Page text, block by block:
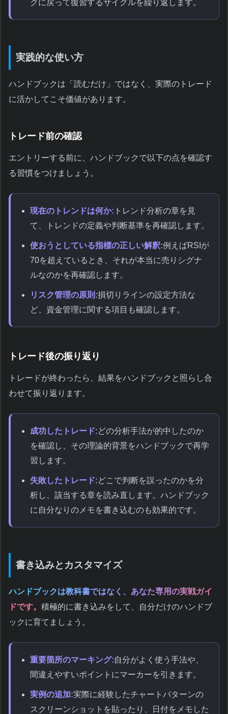
クに戻って復習するサイクルを繰り返します。
実践的な使い方
ハンドブックは「読むだけ」ではなく、実際のトレード
に活かしてこそ価値があります。
トレード前の確認
エントリーする前に、ハンドブックで以下の点を確認す
る習慣をつけましょう。
現在のトレンドは何か: トレンド分析の章を見
て、トレンドの定義や判断基準を再確認します。
使おうとしている指標の正しい解釈:例えばRSIが
70を超えているとき、それが本当に売りシグナ
ルなのかを再確認します。
リスク管理の原則:損切りラインの設定方法な
ど、資金管理に関する項目も確認します。
トレード後の振り返り
トレードが終わったら、結果をハンドブックと照らし合
わせて振り返ります。
成功したトレード:どの分析手法が的中したのか
を確認し、その理論的背景をハンドブックで再学
習します。
失敗したトレード:どこで判断を誤ったのかを分
析し、該当する章を読み直します。ハンドブック
に自分なりのメモを書き込むのも効果的です。
書き込みとカスタマイズ
ハンドブックは教科書ではなく、あなた専用の実戦ガイ
ドです。 積極的に書き込みをして、自分だけのハンドブ
ックに育てましょう。
重要箇所のマーキング:自分がよく使う手法や、
間違えやすいポイントにマーカーを引きます。
実例の追加:実際に経験したチャートパターンの
スクリーンショットを貼ったり、日付をメモした